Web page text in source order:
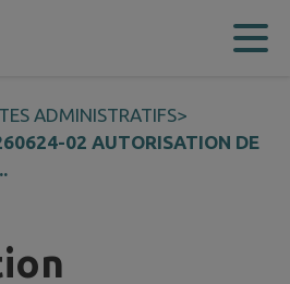
ADMINISTRATIFS>
02 AUTORISATION DE